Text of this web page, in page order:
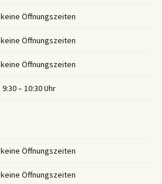
keine Öffnungszeiten
keine Öffnungszeiten
keine Öffnungszeiten
9:30 – 10:30 Uhr
keine Öffnungszeiten
keine Öffnungszeiten